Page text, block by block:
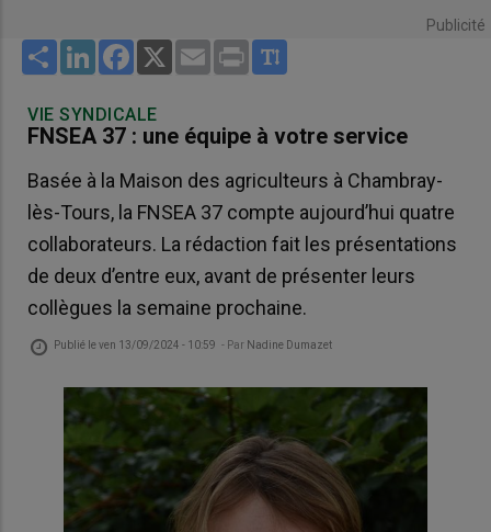
Publicité
Share LinkedInFacebook
X Email Print
VIE SYNDICALE
FNSEA 37 : une équipe à votre service
Basée à la Maison des agriculteurs à Chambray-
lès-Tours, la FNSEA 37 compte aujourd’hui quatre
collaborateurs. La rédaction fait les présentations
de deux d’entre eux, avant de présenter leurs
collègues la semaine prochaine.
Publié leven 13/09/2024 - 10:59 - Par Nadine Dumazet